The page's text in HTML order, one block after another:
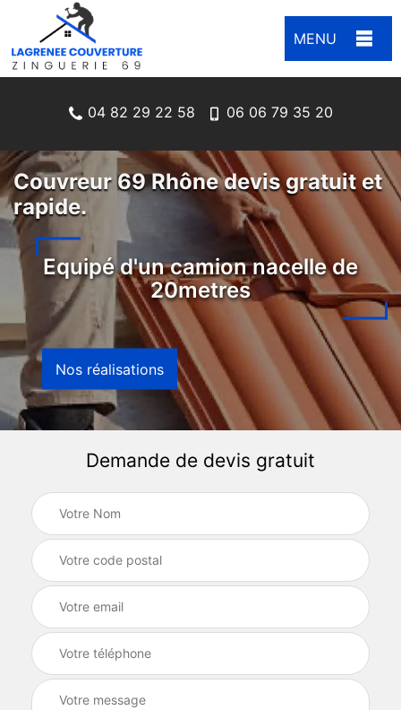
MENU
04 82 29 22 58 06 06 79 35 20
Couvreur 69 Rhône devis gratuit et
rapide.
Equipé d'un camion nacelle de
20metres
Nos réalisations
Demande de devis gratuit